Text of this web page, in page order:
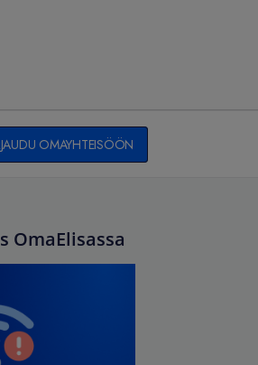
OMAYHTEISÖÖN
OmaElisassa